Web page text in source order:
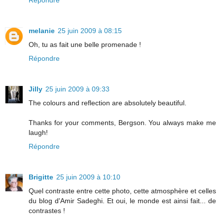
melanie 25 juin 2009 à 08:15
Oh, tu as fait une belle promenade !
Répondre
Jilly 25 juin 2009 à 09:33
The colours and reflection are absolutely beautiful.
Thanks for your comments, Bergson. You always make me
laugh!
Répondre
Brigitte 25 juin 2009 à 10:10
Quel contraste entre cette photo, cette atmosphère et celles
du blog d'Amir Sadeghi. Et oui, le monde est ainsi fait... de
contrastes !